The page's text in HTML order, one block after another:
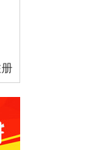
了多少个欧莎家